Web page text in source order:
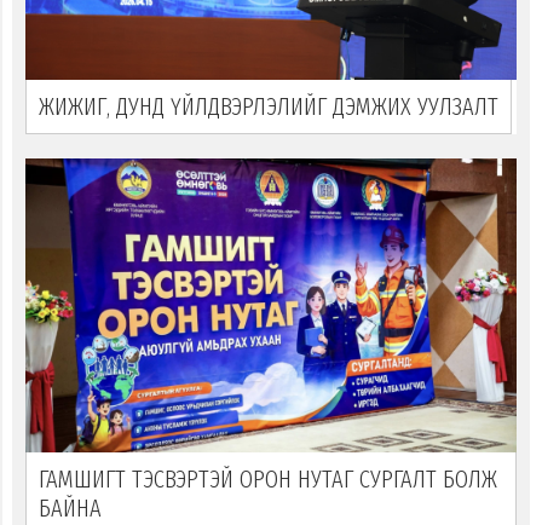
ЖИЖИГ, ДУНД ҮЙЛДВЭРЛЭЛИЙГ ДЭМЖИХ УУЛЗАЛТ
ГАМШИГТ ТЭСВЭРТЭЙ ОРОН НУТАГ СУРГАЛТ БОЛЖ
БАЙНА